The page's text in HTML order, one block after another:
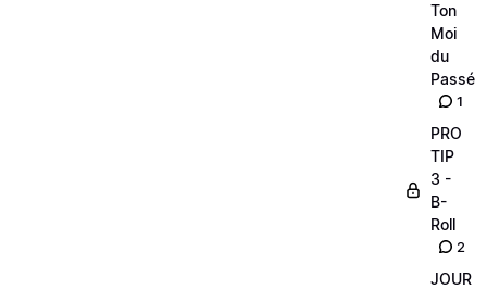
Ton
Moi
du
Passé
1
PRO
TIP
3 -
B-
Roll
2
JOUR